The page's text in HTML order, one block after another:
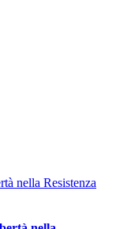
nella Resistenza